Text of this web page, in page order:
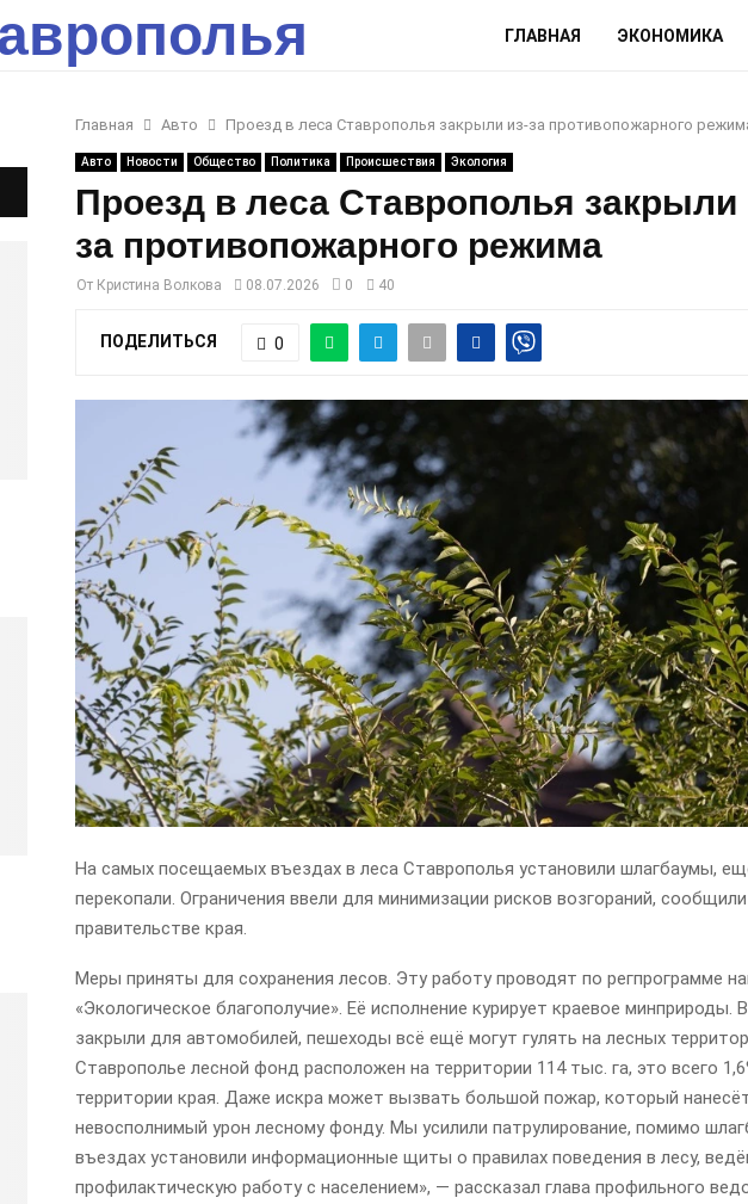
ГЛАВНАЯ ЭКОНОМИКА
Главная Авто Проезд в леса Ставрополья закрыли из-за противопожарного
Авто Новости Общество Политика Происшествия Экология
Проезд в леса Ставрополья закрыли
за противопожарного режима
От Кристина Волкова 08.07.2026 0 40
ПОДЕЛИТЬСЯ 0
На самых посещаемых въездах в леса Ставрополья установили шлагбаумы,
перекопали. Ограничения ввели для минимизации рисков возгораний,
правительстве края.
Меры приняты для сохранения лесов. Эту работу проводят по регпрограмме
«Экологическое благополучие». Её исполнение курирует краевое минприроды.
закрыли для автомобилей, пешеходы всё ещё могут гулять на лесных
Ставрополье лесной фонд расположен на территории 114 тыс. га, это всего
территории края. Даже искра может вызвать большой пожар, который
невосполнимый урон лесному фонду. Мы усилили патрулирование, помимо
въездах установили информационные щиты о правилах поведения в лесу,
профилактическую работу с населением», — рассказал глава профильного